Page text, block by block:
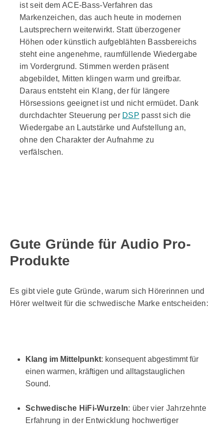
ist seit dem ACE-Bass-Verfahren das
Markenzeichen, das auch heute in modernen
Lautsprechern weiterwirkt. Statt überzogener
Höhen oder künstlich aufgeblähten Bassbereichs
steht eine angenehme, raumfüllende Wiedergabe
im Vordergrund. Stimmen werden präsent
abgebildet, Mitten klingen warm und greifbar.
Daraus entsteht ein Klang, der für längere
Hörsessions geeignet ist und nicht ermüdet. Dank
durchdachter Steuerung per DSP passt sich die
Wiedergabe an Lautstärke und Aufstellung an,
ohne den Charakter der Aufnahme zu
verfälschen.
Gute Gründe für Audio Pro-
Produkte
Es gibt viele gute Gründe, warum sich Hörerinnen und
Hörer weltweit für die schwedische Marke entscheiden:
Klang im Mittelpunkt: konsequent abgestimmt für
einen warmen, kräftigen und alltagstauglichen
Sound.
Schwedische HiFi-Wurzeln: über vier Jahrzehnte
Erfahrung in der Entwicklung hochwertiger